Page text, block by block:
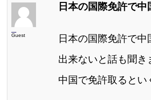
Guest
日本の国際免許で
日本の国際免許で
出来ないと話も聞き
中国で免許取ると